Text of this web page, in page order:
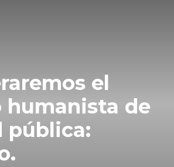
el
humanista de
pública: